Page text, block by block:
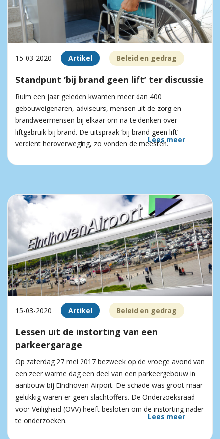
15-03-2020 Artikel Beleid en gedrag
Standpunt ‘bij brand geen lift’ ter discussie
Ruim een jaar geleden kwamen meer dan 400
gebouweigenaren, adviseurs, mensen uit de zorg en
brandweermensen bij elkaar om na te denken over
liftgebruik bij brand. De uitspraak ‘bij brand geen lift’
verdient heroverweging, zo vonden de meesten.
Lees meer
15-03-2020 Artikel Beleid en gedrag
Lessen uit de instorting van een
parkeergarage
Op zaterdag 27 mei 2017 bezweek op de vroege avond van
een zeer warme dag een deel van een parkeergebouw in
aanbouw bij Eindhoven Airport. De schade was groot maar
gelukkig waren er geen slachtoffers. De Onderzoeksraad
voor Veiligheid (OVV) heeft besloten om de instorting nader
te onderzoeken.
Lees meer